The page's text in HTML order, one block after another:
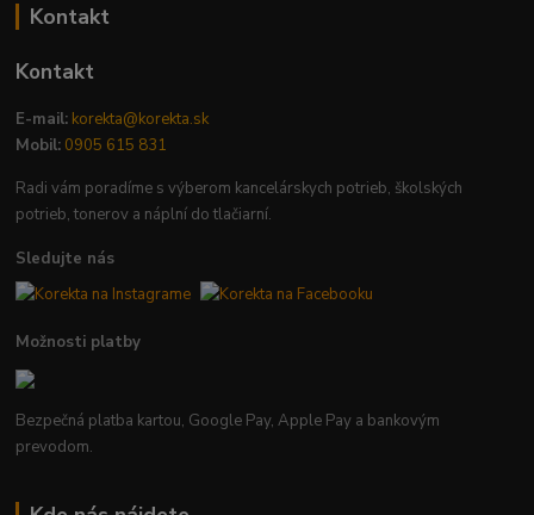
Kontakt
Kontakt
E-mail: korekta@korekta.sk
Mobil: 0905 615 831
Radi vám poradíme s výberom kancelárskych potrieb, školských
potrieb, tonerov a náplní do tlačiarní.
Sledujte nás
Možnosti platby
Bezpečná platba kartou, Google Pay, Apple Pay a bankovým
prevodom.